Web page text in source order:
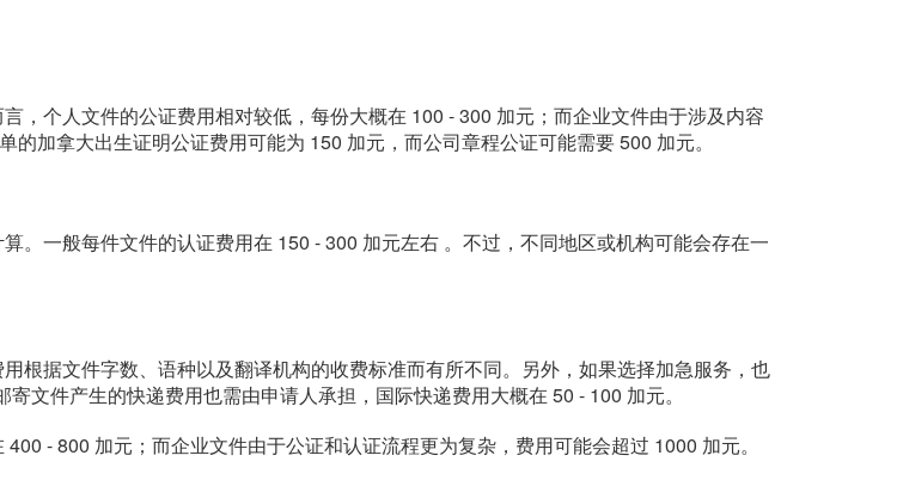
，个人文件的公证费用相对较低，每份大概在 100 - 300 加元；而企业文件由于涉及内容
加拿大出生证明公证费用可能为 150 加元，而公司章程公证可能需要 500 加元。
。一般每件文件的认证费用在 150 - 300 加元左右 。不过，不同地区或机构可能会存在一
根据文件字数、语种以及翻译机构的收费标准而有所不同。另外，如果选择加急服务，也
文件产生的快递费用也需由申请人承担，国际快递费用大概在 50 - 100 加元。
- 800 加元；而企业文件由于公证和认证流程更为复杂，费用可能会超过 1000 加元。